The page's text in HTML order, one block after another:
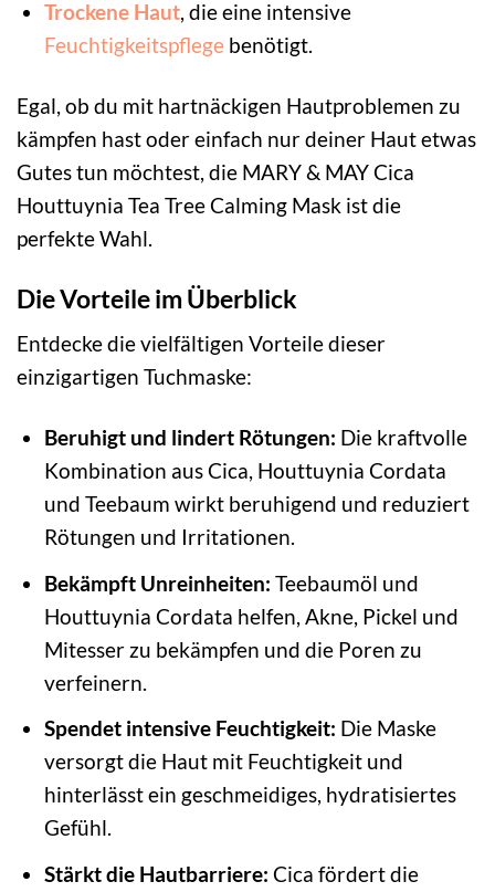
Trockene Haut, die eine intensive
Feuchtigkeitspflegebenötigt.
Egal, ob du mit hartnäckigen Hautproblemen zu
kämpfen hast oder einfach nur deiner Haut etwas
Gutes tun möchtest, die MARY & MAY Cica
Houttuynia Tea Tree Calming Mask ist die
perfekte Wahl.
Die Vorteile im Überblick
Entdecke die vielfältigen Vorteile dieser
einzigartigen Tuchmaske:
Beruhigt und lindert Rötungen: Die kraftvolle
Kombination aus Cica, Houttuynia Cordata
und Teebaum wirkt beruhigend und reduziert
Rötungen und Irritationen.
Bekämpft Unreinheiten: Teebaumöl und
Houttuynia Cordata helfen, Akne, Pickel und
Mitesser zu bekämpfen und die Poren zu
verfeinern.
Spendet intensive Feuchtigkeit: Die Maske
versorgt die Haut mit Feuchtigkeit und
hinterlässt ein geschmeidiges, hydratisiertes
Gefühl.
Stärkt die Hautbarriere: Cica fördert die